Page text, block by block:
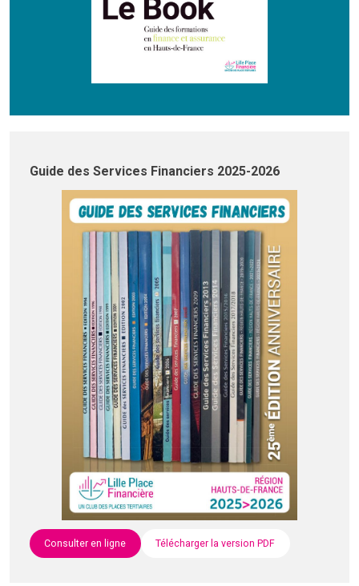
Guide des Services Financiers 2025-2026
Consulter en ligne Télécharger la version PDF